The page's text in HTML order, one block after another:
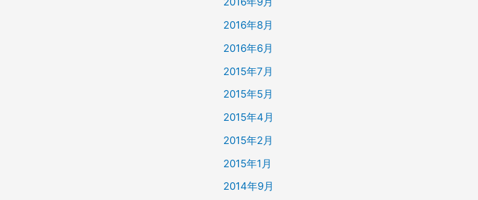
2016年8月
2016年6月
2015年7月
2015年5月
2015年4月
2015年2月
2015年1月
2014年9月